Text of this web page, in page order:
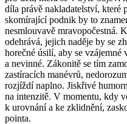
díla právě nakladatelství,
skomírající podnik by to
nesmlouvavě mravopočestná.
odehrává, jejich naděje by se
horečné úsilí, aby se
a nevinné. Zákonitě se tím
zastíracích manévrů,
rozjíždí naplno. Jiskřivé
na intenzitě. V momentu, kdy
k urovnání a ke zklidnění,
pointa.